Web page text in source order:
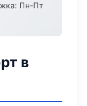
Пн-Пт
в